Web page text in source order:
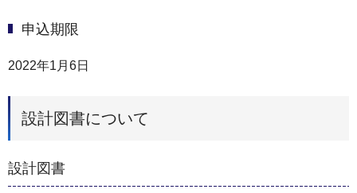
申込期限
2022年1月6日
設計図書について
設計図書